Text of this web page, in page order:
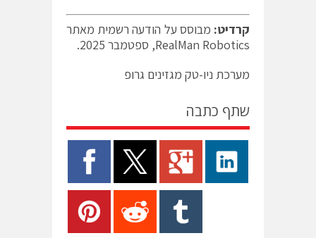
קרדיט: מבוסס על הודעה רשמית מאתר
RealMan Robotics, ספטמבר 2025.
מערכת ניו-טק מגזינים גרופ
שתף כתבה